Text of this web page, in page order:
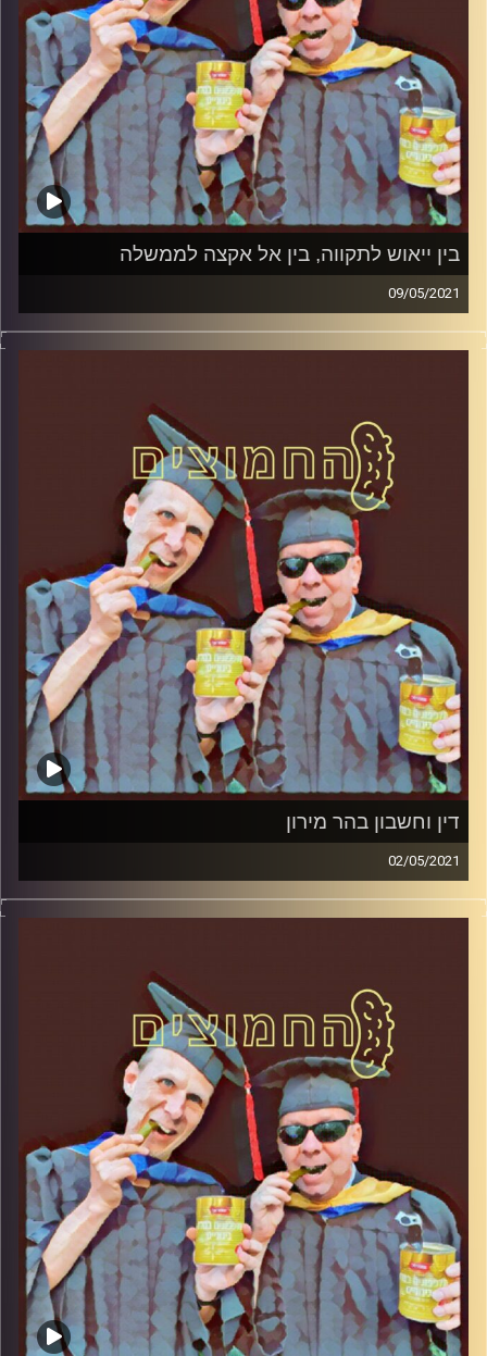
קרדיט תמונות:AudioVersity
בין ייאוש לתקווה, בין אל אקצה לממשלה
09/05/2021
החמוצים – בפעם הרביעית
עם פרופסור בועז בן-דוד ופרופסור גלעד
הירשברגר
והפעם: בין ייאוש לתקווה, בין אל אקצה
קרדיט תמונות:AudioVersity
דין וחשבון בהר מירון
02/05/2021
החמוצים – בפעם הרביעית
עם פרופסור בועז בן-דוד ופרופסור גלעד
הירשברגר
והפעם: דין וחשבון בהר מירון
קרדיט תמונות:AudioVersity